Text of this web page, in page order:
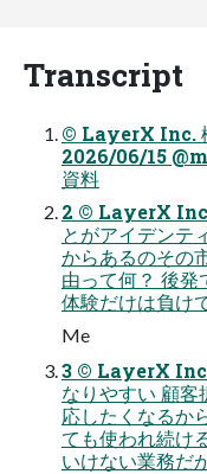
Transcript
© LayerX Inc.
2026/06/15
資料
2 © LayerX Inc.
とがアイデンテ
からあるのその
由って何？ 後発
体験だけは負け
Me
3 © LayerX Inc.
なりやすい 顧
応したくなるか
ても使われ続け
いけない業務だ